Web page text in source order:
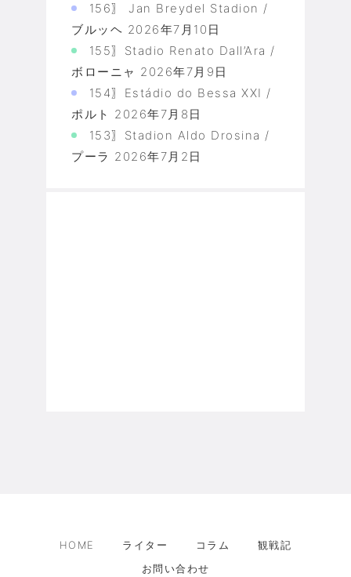
156〗 Jan Breydel Stadion /
ブルッヘ 2026年7月10日
155〗Stadio Renato Dall’Ara /
ボローニャ 2026年7月9日
154〗Estádio do Bessa XXI /
ポルト 2026年7月8日
153〗Stadion Aldo Drosina /
プーラ 2026年7月2日
HOME ライター コラム
観戦記
お問い合わせ